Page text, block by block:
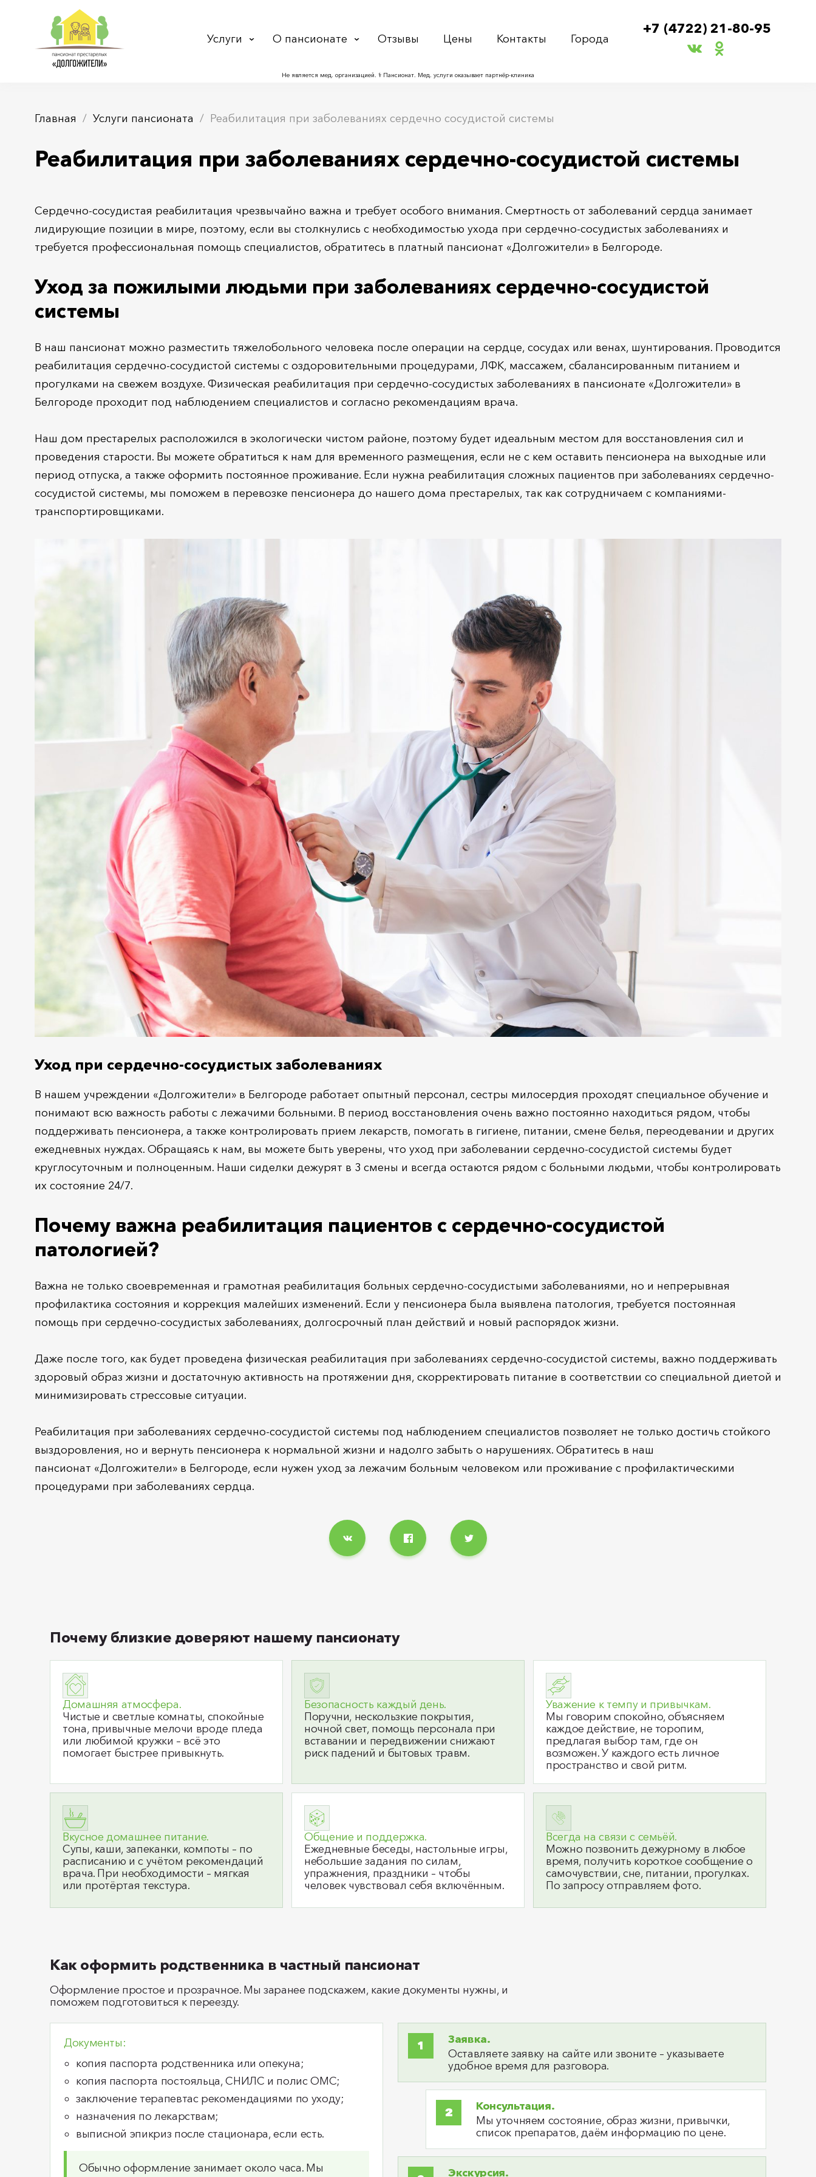
Услуги О пансионате Отзывы Цены Контакты Города
+7 (4722) 21-80-95
Не является мед. организацией. ⚕ Пансионат. Мед. услуги оказывает партнёр‑клиника
Главная Услуги пансионата Реабилитация при заболеваниях сердечно сосудистой системы
Реабилитация при заболеваниях сердечно-сосудистой системы
Сердечно-сосудистая реабилитация чрезвычайно важна и требует особого внимания. Смертность от заболеваний сердца занимает
лидирующие позиции в мире, поэтому, если вы столкнулись с необходимостью ухода при сердечно-сосудистых заболеваниях и
требуется профессиональная помощь специалистов, обратитесь в платный пансионат «Долгожители» в Белгороде.
Уход за пожилыми людьми при заболеваниях сердечно-сосудистой
системы
В наш пансионат можно разместить тяжелобольного человека после операции на сердце, сосудах или венах, шунтирования. Проводится
реабилитация сердечно-сосудистой системы с оздоровительными процедурами, ЛФК, массажем, сбалансированным питанием и
прогулками на свежем воздухе. Физическая реабилитация при сердечно-сосудистых заболеваниях в пансионате «Долгожители» в
Белгороде проходит под наблюдением специалистов и согласно рекомендациям врача.
Наш дом престарелых расположился в экологически чистом районе, поэтому будет идеальным местом для восстановления сил и
проведения старости. Вы можете обратиться к нам для временного размещения, если не с кем оставить пенсионера на выходные или
период отпуска, а также оформить постоянное проживание. Если нужна реабилитация сложных пациентов при заболеваниях сердечно-
сосудистой системы, мы поможем в перевозке пенсионера до нашего дома престарелых, так как сотрудничаем с компаниями-
транспортировщиками.
Уход при сердечно-сосудистых заболеваниях
В нашем учреждении «Долгожители» в Белгороде работает опытный персонал, сестры милосердия проходят специальное обучение и
понимают всю важность работы с лежачими больными. В период восстановления очень важно постоянно находиться рядом, чтобы
поддерживать пенсионера, а также контролировать прием лекарств, помогать в гигиене, питании, смене белья, переодевании и других
ежедневных нуждах. Обращаясь к нам, вы можете быть уверены, что уход при заболевании сердечно-сосудистой системы будет
круглосуточным и полноценным. Наши сиделки дежурят в 3 смены и всегда остаются рядом с больными людьми, чтобы контролировать
их состояние 24/7.
Почему важна реабилитация пациентов с сердечно-сосудистой
патологией?
Важна не только своевременная и грамотная реабилитация больных сердечно-сосудистыми заболеваниями, но и непрерывная
профилактика состояния и коррекция малейших изменений. Если у пенсионера была выявлена патология, требуется постоянная
помощь при сердечно-сосудистых заболеваниях, долгосрочный план действий и новый распорядок жизни.
Даже после того, как будет проведена физическая реабилитация при заболеваниях сердечно-сосудистой системы, важно поддерживать
здоровый образ жизни и достаточную активность на протяжении дня, скорректировать питание в соответствии со специальной диетой и
минимизировать стрессовые ситуации.
Реабилитация при заболеваниях сердечно-сосудистой системы под наблюдением специалистов позволяет не только достичь стойкого
выздоровления, но и вернуть пенсионера к нормальной жизни и надолго забыть о нарушениях. Обратитесь в наш
пансионат «Долгожители» в Белгороде, если нужен уход за лежачим больным человеком или проживание с профилактическими
процедурами при заболеваниях сердца.
Почему близкие доверяют нашему пансионату
Домашняя атмосфера.
Чистые и светлые комнаты, спокойные
тона, привычные мелочи вроде пледа
или любимой кружки – всё это
помогает быстрее привыкнуть.
Безопасность каждый день.
Поручни, нескользкие покрытия,
ночной свет, помощь персонала при
вставании и передвижении снижают
риск падений и бытовых травм.
Уважение к темпу и привычкам.
Мы говорим спокойно, объясняем
каждое действие, не торопим,
предлагая выбор там, где он
возможен. У каждого есть личное
пространство и свой ритм.
Вкусное домашнее питание.
Супы, каши, запеканки, компоты – по
расписанию и с учётом рекомендаций
врача. При необходимости – мягкая
или протёртая текстура.
Общение и поддержка.
Ежедневные беседы, настольные игры,
небольшие задания по силам,
упражнения, праздники – чтобы
человек чувствовал себя включённым.
Всегда на связи с семьёй.
Можно позвонить дежурному в любое
время, получить короткое сообщение о
самочувствии, сне, питании, прогулках.
По запросу отправляем фото.
Как оформить родственника в частный пансионат
Оформление простое и прозрачное. Мы заранее подскажем, какие документы нужны, и
поможем подготовиться к переезду.
Документы:
копия паспорта родственника или опекуна;
копия паспорта постояльца, СНИЛС и полис ОМС;
заключение терапевтас рекомендациями по уходу;
назначения по лекарствам;
выписной эпикриз после стационара, если есть.
Обычно оформление занимает около часа. Мы
Заявка.
Оставляете заявку на сайте или звоните – указываете
удобное время для разговора.
Консультация.
Мы уточняем состояние, образ жизни, привычки,
список препаратов, даём информацию по цене.
Экскурсия.